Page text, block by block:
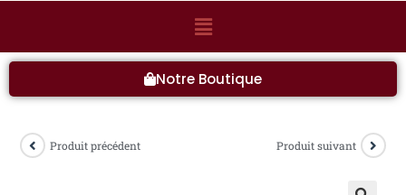
Notre Boutique
Produit précédent Produit suivant